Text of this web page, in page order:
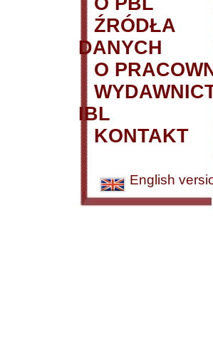
ŹRÓDŁA
DANYCH
O
IBL
KONTAKT
English